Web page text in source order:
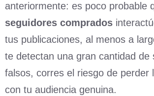
anteriormente: es poco probable
seguidores comprados
tus publicaciones, al menos a
te detectan una gran cantidad de
falsos, corres el riesgo de perder
con tu audiencia genuina.